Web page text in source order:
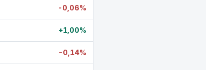
-0,06%
+1,00%
-0,14%